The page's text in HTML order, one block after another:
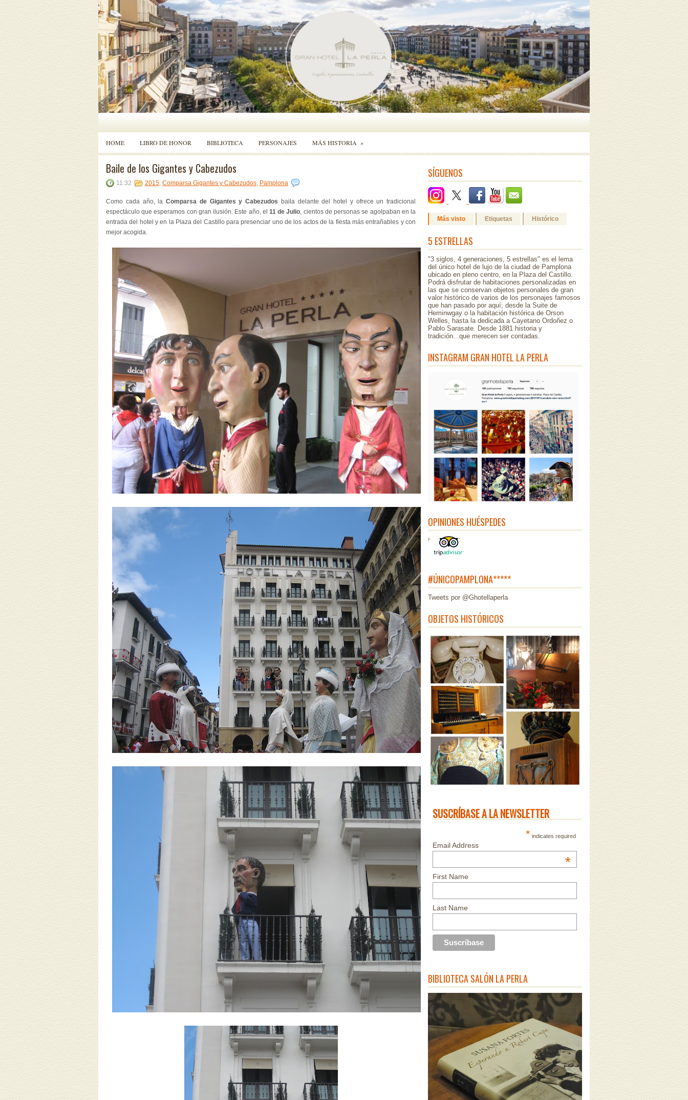
HOME LIBRO DE HONOR BIBLIOTECA PERSONAJES MÁS HISTORIA »
Baile de los Gigantes y Cabezudos
11:32 2015, Comparsa Gigantes y Cabezudos, Pamplona
Como cada año, la Comparsa de Gigantes y Cabezudos baila delante del hotel y ofrece un tradicional
espectáculo que esperamos con gran ilusión. Este año, el 11 de Julio, cientos de personas se agolpaban en la
entrada del hotel y en la Plaza del Castillo para presenciar uno de los actos de la fiesta más entrañables y con
mejor acogida.
SÍGUENOS
Más visto Etiquetas Histórico
5 ESTRELLAS
"3 siglos, 4 generaciones, 5 estrellas" es el lema
del único hotel de lujo de la ciudad de Pamplona
ubicado en pleno centro, en la Plaza del Castillo.
Podrá disfrutar de habitaciones personalizadas en
las que se conservan objetos personales de gran
valor histórico de varios de los personajes famosos
que han pasado por aquí; desde la Suite de
Heminwgay o la habitación histórica de Orson
Welles, hasta la dedicada a Cayetano Ordoñez o
Pablo Sarasate. Desde 1881 historia y
tradición...que merecen ser contadas.
INSTAGRAM GRAN HOTEL LA PERLA
OPINIONES HUÉSPEDES
#ÚNICOPAMPLONA*****
Tweets por @Ghotellaperla
OBJETOS HISTÓRICOS
SUSCRÍBASE A LA NEWSLETTER
* indicates required
Email Address
*
First Name
Last Name
BIBLIOTECA SALÓN LA PERLA